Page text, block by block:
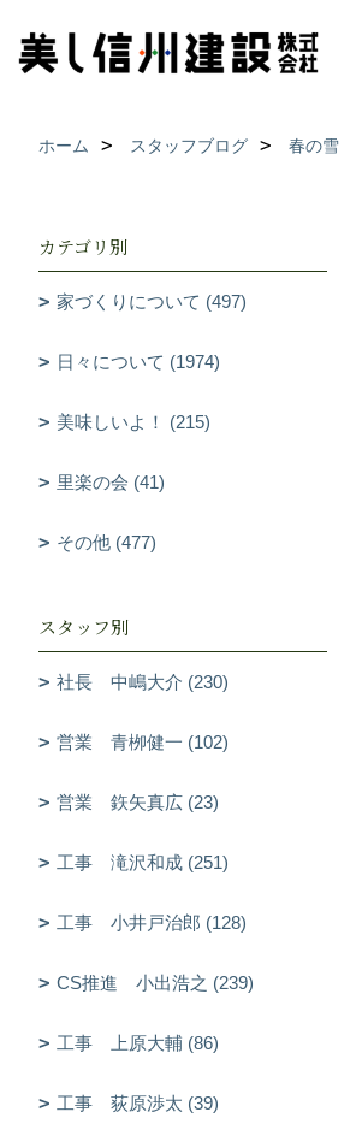
ホーム スタッフブログ 春の雪
カテゴリ別
家づくりについて (497)
日々について (1974)
美味しいよ！ (215)
里楽の会 (41)
その他 (477)
スタッフ別
社長 中嶋大介 (230)
営業 青栁健一 (102)
営業 鉃矢真広 (23)
工事 滝沢和成 (251)
工事 小井戸治郎 (128)
CS推進 小出浩之 (239)
工事 上原大輔 (86)
工事 荻原渉太 (39)